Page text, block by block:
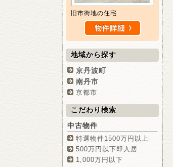
旧市街地の住宅
地域から探す
京丹波町
南丹市
京都市
こだわり検索
中古物件
特選物件1500万円以上
500万円以下即入居
1,000万円以下